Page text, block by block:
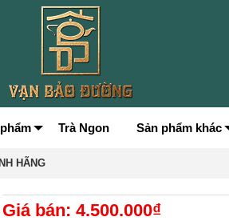
Trà Ngon Sản phẩm khác
HÃNG
Giá bán: 4.500.000₫